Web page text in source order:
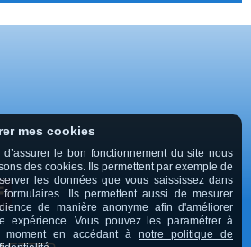
mes cookies
d’assurer le bon fonctionnement du site nous
des cookies. Ils permettent par exemple de
les données que vous saississez dans
formulaires. Ils permettent aussi de mesurer
de manière anonyme afin d'améliorer
expérience. Vous pouvez les paramétrer à
moment en accédant à notre politique de